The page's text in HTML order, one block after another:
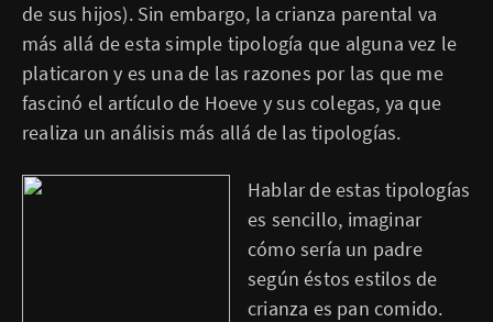
de sus hijos). Sin embargo, la crianza parental va
más allá de esta simple tipología que alguna vez le
platicaron y es una de las razones por las que me
fascinó el artículo de Hoeve y sus colegas, ya que
realiza un análisis más allá de las tipologías.
Hablar de estas tipologías
es sencillo, imaginar
cómo sería un padre
según éstos estilos de
crianza es pan comido.